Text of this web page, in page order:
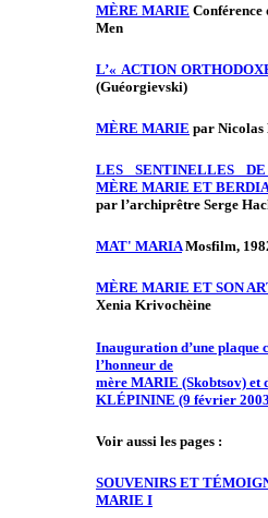
MÈRE MARIE Conférence
Men
L’« ACTION
(Guéorgievski)
MÈRE MARIE par Nicolas
LES SENTINELLES
MÈRE MARIE ET
par l’archiprêtre Serge
MAT' MARIAMosfilm,
MÈRE MARIE ET SON
Xenia Krivochèine
Inauguration d’une plaque
l’honneur de
mère MARIE (Skobtsov) et
KLÉPININE (9 février
Voir aussi les pages :
SOUVENIRS ET
MARIE I